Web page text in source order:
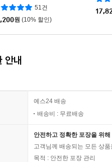
51건
원 (10% 할인)
안내
예스24 배송
배송비 : 무료배송
안전하고 정확한 포장을 위
고객님께 배송되는 모든 상
목적 : 안전한 포장 관리